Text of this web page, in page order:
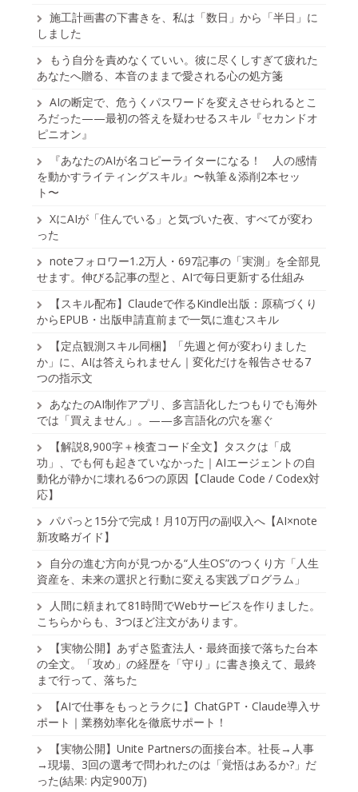
施工計画書の下書きを、私は「数日」から「半日」に
しました
もう自分を責めなくていい。彼に尽くしすぎて疲れた
あなたへ贈る、本音のままで愛される心の処方箋
AIの断定で、危うくパスワードを変えさせられるとこ
ろだった——最初の答えを疑わせるスキル『セカンドオ
ピニオン』
『あなたのAIが名コピーライターになる！ 人の感情
を動かすライティングスキル』〜執筆＆添削2本セッ
ト〜
XにAIが「住んでいる」と気づいた夜、すべてが変わ
った
noteフォロワー1.2万人・697記事の「実測」を全部見
せます。伸びる記事の型と、AIで毎日更新する仕組み
【スキル配布】Claudeで作るKindle出版：原稿づくり
からEPUB・出版申請直前まで一気に進むスキル
【定点観測スキル同梱】「先週と何が変わりました
か」に、AIは答えられません｜変化だけを報告させる7
つの指示文
あなたのAI制作アプリ、多言語化したつもりでも海外
では「買えません」。——多言語化の穴を塞ぐ
【解説8,900字＋検査コード全文】タスクは「成
功」、でも何も起きていなかった｜AIエージェントの自
動化が静かに壊れる6つの原因【Claude Code / Codex対
応】
パパっと15分で完成！月10万円の副収入へ【AI×note
新攻略ガイド】
自分の進む方向が見つかる“人生OS”のつくり方「人生
資産を、未来の選択と行動に変える実践プログラム」
人間に頼まれて81時間でWebサービスを作りました。
こちらからも、3つほど注文があります。
【実物公開】あずさ監査法人・最終面接で落ちた台本
の全文。「攻め」の経歴を「守り」に書き換えて、最終
まで行って、落ちた
【AIで仕事をもっとラクに】ChatGPT・Claude導入サ
ポート｜業務効率化を徹底サポート！
【実物公開】Unite Partnersの面接台本。社長→人事
→現場、3回の選考で問われたのは「覚悟はあるか?」だ
った(結果: 内定900万)